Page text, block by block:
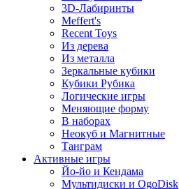
3D-Лабиринты
Meffert's
Recent Toys
Из дерева
Из металла
Зеркальные кубики
Кубики Рубика
Логические игры
Меняющие форму
В наборах
Неокуб и Магнитные
Танграм
Активные игры
Йо-йо и Кендама
Мультидиски и OgoDisk